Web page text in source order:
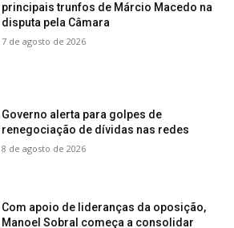
principais trunfos de Márcio Macedo na
disputa pela Câmara
7 de agosto de 2026
Governo alerta para golpes de
renegociação de dívidas nas redes
8 de agosto de 2026
Com apoio de lideranças da oposição,
Manoel Sobral começa a consolidar